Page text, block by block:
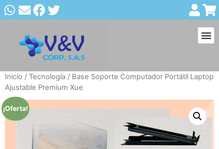
Inicio / Tecnología / Base Soporte Computador Portátil Laptop
Ajustable Premium Xue
¡Oferta!